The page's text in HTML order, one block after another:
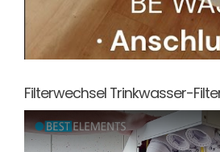
Filterwechsel Trinkwasser-